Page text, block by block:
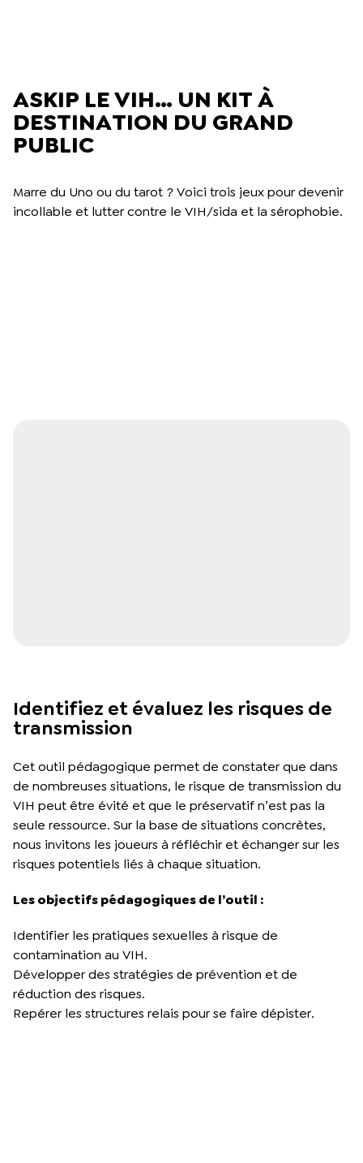
ASKIP LE VIH… UN KIT À
DESTINATION DU GRAND
PUBLIC
Marre du Uno ou du tarot ? Voici trois jeux pour devenir
incollable et lutter contre le VIH/sida et la sérophobie.
Identifiez et évaluez les risques de
transmission
Cet outil pédagogique permet de constater que dans
de nombreuses situations, le risque de transmission du
VIH peut être évité et que le préservatif n’est pas la
seule ressource. Sur la base de situations concrètes,
nous invitons les joueurs à réfléchir et échanger sur les
risques potentiels liés à chaque situation.
Les objectifs pédagogiques de l’outil :
Identifier les pratiques sexuelles à risque de
contamination au VIH.
Développer des stratégies de prévention et de
réduction des risques.
Repérer les structures relais pour se faire dépister.